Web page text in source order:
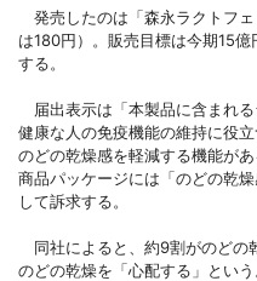
発売したのは「森永ラクトフ
は180円）。販売目標は今期15
する。
届出表示は「本製品に含まれる
健康な人の免疫機能の維持に役
のどの乾燥感を軽減する機能が
商品パッケージには「のどの乾
して訴求する。
同社によると、約9割がのどの
のどの乾燥を「心配する」とい